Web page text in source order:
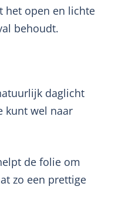
het open en lichte
behoudt.
daglicht
kunt wel naar
de folie om
zo een prettige